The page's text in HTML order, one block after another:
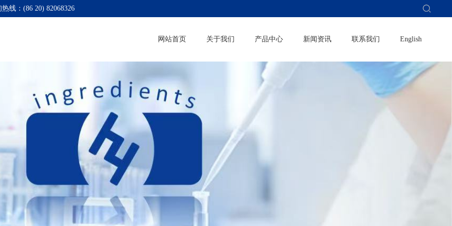
热线：(86 20) 82068326
网站首页 关于我们 产品中心 新闻资讯 联系我们 English